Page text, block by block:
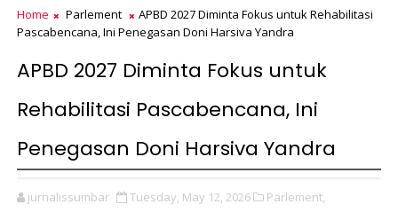
Home Parlement
APBD 2027 Diminta Fokus untuk Rehabilitasi
Pascabencana, Ini Penegasan Doni Harsiva Yandra
APBD 2027 Diminta Fokus untuk
Rehabilitasi Pascabencana, Ini
Penegasan Doni Harsiva Yandra
jurnalissumbar Tuesday, May 12, 2026 Parlement,